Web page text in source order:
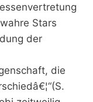
Stars
der
die